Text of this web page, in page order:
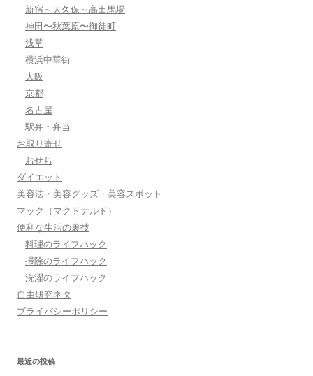
新宿～大久保～高田馬場
神田〜秋葉原〜御徒町
浅草
横浜中華街
大阪
京都
名古屋
駅弁・弁当
お取り寄せ
おせち
ダイエット
美容法・美容グッズ・美容スポット
マック（マクドナルド）
便利な生活の裏技
料理のライフハック
掃除のライフハック
洗濯のライフハック
自由研究ネタ
プライバシーポリシー
最近の投稿